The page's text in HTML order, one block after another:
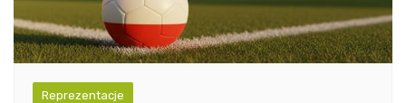
Reprezentacje